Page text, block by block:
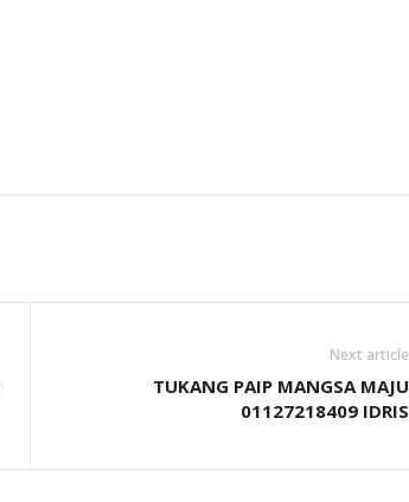
Next article
TUKANG PAIP MANGSA MAJU
01127218409 IDRIS